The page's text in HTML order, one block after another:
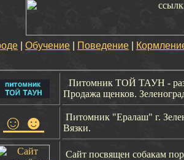
Обучение Поведение
Питомник ТОЙ ТАУН -
Продажа щенков.
☺☻
Питомник "Ералаш" г.
Вязки.
Сайт посвящен собакам